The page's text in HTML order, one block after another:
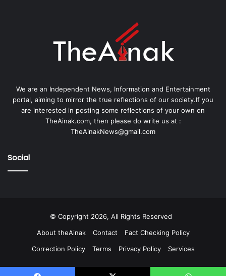
We are an Independent News, Information and Entertainment
portal, aiming to mirror the true reflections of our society.If you
are interested in posting some reflections of your own on
TheAinak.com, then please do write us at :
TheAinakNews@gmail.com
Social
© Copyright 2026, All Rights Reserved
About theAinak
Contact
Fact Checking Policy
Correction Policy
Terms Privacy Policy Services